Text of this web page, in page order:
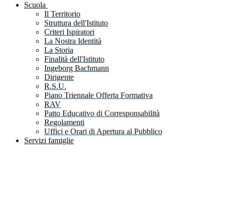
Scuola
Il Territorio
Struttura dell'Istituto
Criteri Ispiratori
La Nostra Identità
La Storia
Finalità dell'Istituto
Ingeborg Bachmann
Dirigente
R.S.U.
Piano Triennale Offerta Formativa
RAV
Patto Educativo di Corresponsabilità
Regolamenti
Uffici e Orari di Apertura al Pubblico
Servizi famiglie